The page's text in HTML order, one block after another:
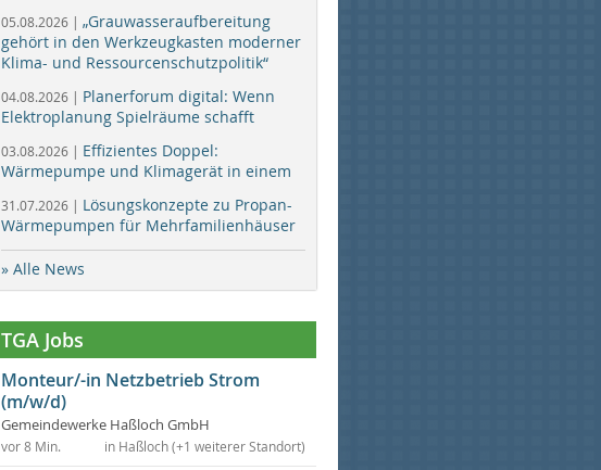
05.08.2026 | „Grauwasseraufbereitung
gehört in den Werkzeugkasten moderner
Klima- und Ressourcenschutzpolitik“
04.08.2026 | Planerforum digital: Wenn
Elektroplanung Spielräume schafft
03.08.2026 | Effizientes Doppel:
Wärmepumpe und Klimagerät in einem
31.07.2026 | Lösungskonzepte zu Propan-
Wärmepumpen für Mehrfamilienhäuser
» Alle News
TGA Jobs
Monteur/-in Netzbetrieb Strom
(m/w/d)
Gemeindewerke Haßloch GmbH
in Haßloch (+1 weiterer Standort)
vor 8 Min.